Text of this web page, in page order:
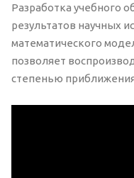
Разработка учебного
результатов научных
математического
позволяет
степенью